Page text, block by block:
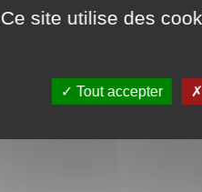
Ce site utilise des
Tout accepter